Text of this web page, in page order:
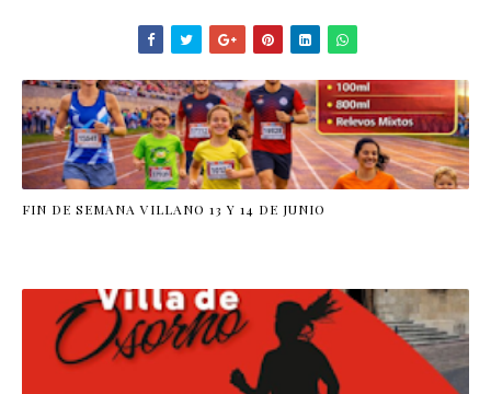
FIN DE SEMANA VILLANO 13 Y 14 DE JUNIO